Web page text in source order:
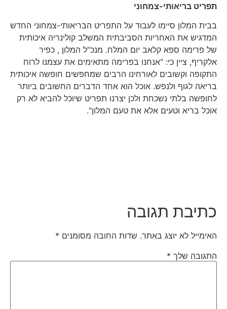
תפריט בריאותי-צמחוני
בבית המלון סיימו לעבוד על התפריט הבריאותי-צמחוני החדש
המדגיש את האחריות הסביבתית המשלב קולינריה איכותית
של פרימה ספא קלאב יום המלח. מנכ"ל המלון , כפיר
אלקריף, ציין כי: "אנחנו בפרימה מתאימים את עצמנו לרוח
התקופה וקשובים לאורחינו הרבים שמחפשים חופשה איכותית
בריאה לגוף ולנפש. אוכל הוא אחד הדברים החשובים ביותר
לחופשה בלתי נשכחת ולכן יצרנו תפריט שיוכל להביא לא רק
אוכל בריא וטעים אלא את טעם המלון".
כתיבת תגובה
האימייל לא יוצג באתר. שדות החובה מסומנים*
התגובה שלך*